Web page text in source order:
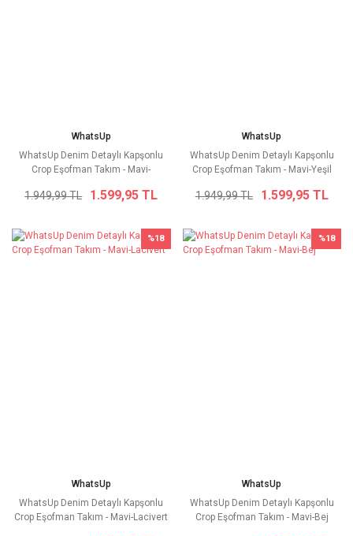
WhatsUp
WhatsUp Denim Detaylı Kapşonlu
Crop Eşofman Takım - Mavi-
1.949,99 TL 1.599,95 TL
WhatsUp
WhatsUp Denim Detaylı Kapşonlu
Crop Eşofman Takım - Mavi-Yeşil
1.949,99 TL 1.599,95 TL
%18
WhatsUp
WhatsUp Denim Detaylı Kapşonlu
Crop Eşofman Takım - Mavi-Lacivert
%18
WhatsUp
WhatsUp Denim Detaylı Kapşonlu
Crop Eşofman Takım - Mavi-Bej